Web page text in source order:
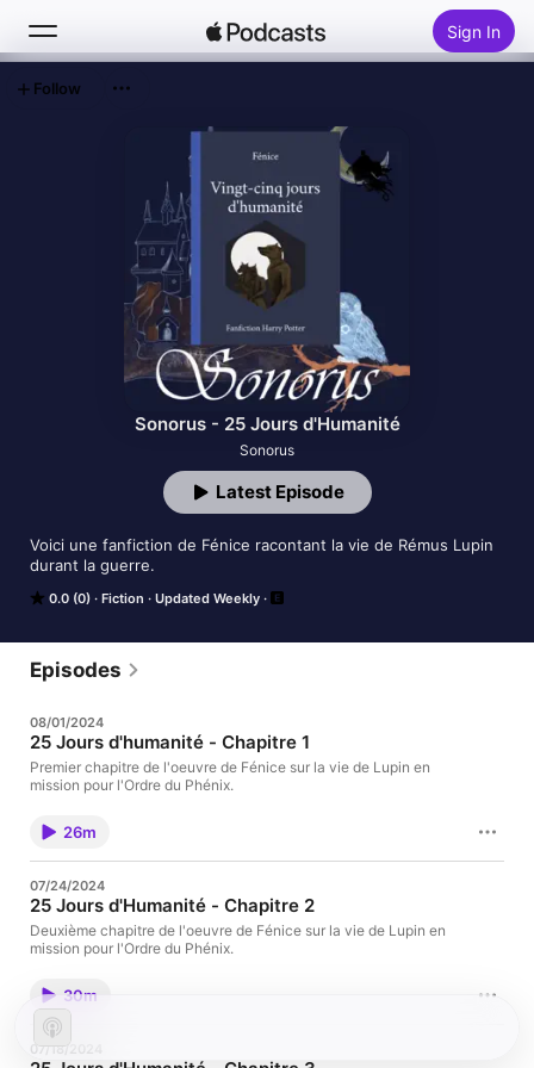
Sign In
Top Charts
Sonorus - 25 Jours d'Humanité
Sonorus
0.0 (0) Fiction Updated Weekly
Voici une fanfiction de Fénice racontant la vie de Rémus Lupin
durant la guerre.
Latest Episode
Follow
Episodes
08/01/2024
25 Jours d'humanité - Chapitre 1
Premier chapitre de l'oeuvre de Fénice sur la vie de Lupin en
mission pour l'Ordre du Phénix.
26m
07/24/2024
25 Jours d'Humanité - Chapitre 2
Deuxième chapitre de l'oeuvre de Fénice sur la vie de Lupin en
mission pour l'Ordre du Phénix.
30m
07/18/2024